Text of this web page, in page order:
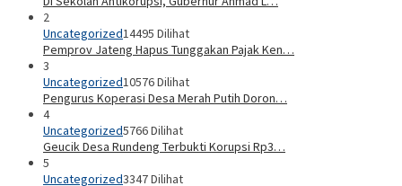
2
Uncategorized14495 Dilihat
Pemprov Jateng Hapus Tunggakan Pajak Ken…
3
Uncategorized10576 Dilihat
Pengurus Koperasi Desa Merah Putih Doron…
4
Uncategorized5766 Dilihat
Geucik Desa Rundeng Terbukti Korupsi Rp3…
5
Uncategorized3347 Dilihat